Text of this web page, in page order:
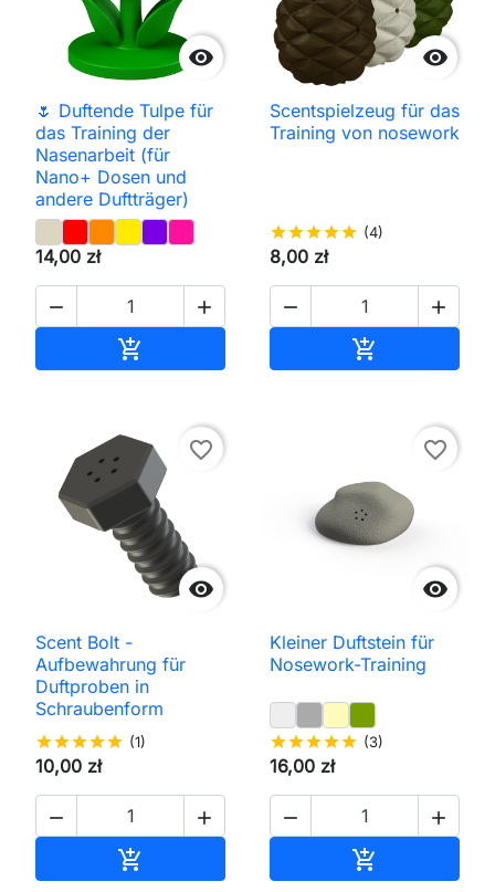

🌷 Duftende Tulpe für
das Training der
Nasenarbeit (für
Nano+ Dosen und
andere Duftträger)
14,00 zł
 


Scentspielzeug für das
Training von nosework
starstarstarstarstar (4)
8,00 zł
 


favorite_border
Scent Bolt -
Aufbewahrung für
Duftproben in
Schraubenform
starstarstarstarstar (1)
10,00 zł
 


favorite_border
Kleiner Duftstein für
Nosework-Training
starstarstarstarstar (3)
16,00 zł
 
